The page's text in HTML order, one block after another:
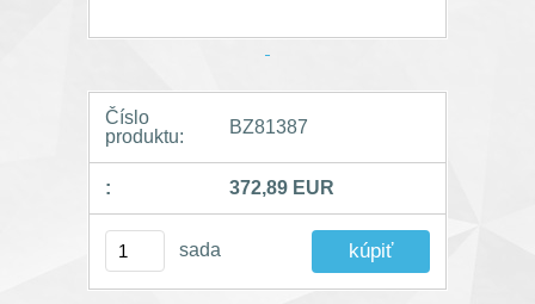
Číslo
produktu:
BZ81387
: 372,89 EUR
sada